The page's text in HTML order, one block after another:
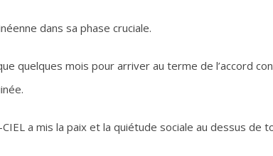
dans sa phase cruciale.
quelques mois pour arriver au terme de l’accord
CIEL a mis la paix et la quiétude sociale au dessus de